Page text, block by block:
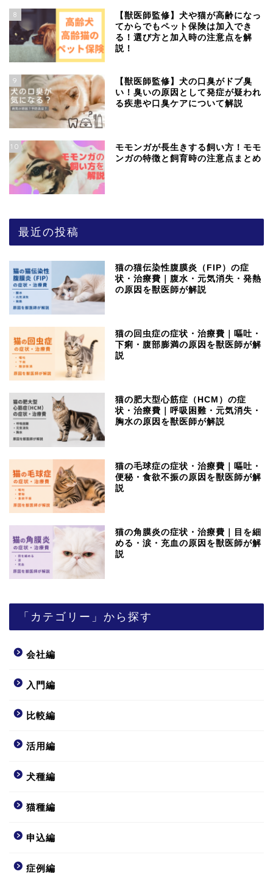
8
【獣医師監修】犬や猫が高齢になっ
てからでもペット保険は加入でき
る！選び方と加入時の注意点を解
説！
9
【獣医師監修】犬の口臭がドブ臭
い！臭いの原因として発症が疑われ
る疾患や口臭ケアについて解説
10
モモンガが長生きする飼い方！モモ
ンガの特徴と飼育時の注意点まとめ
最近の投稿
猫の猫伝染性腹膜炎（FIP）の症
状・治療費｜腹水・元気消失・発熱
の原因を獣医師が解説
猫の回虫症の症状・治療費｜嘔吐・
下痢・腹部膨満の原因を獣医師が解
説
猫の肥大型心筋症（HCM）の症
状・治療費｜呼吸困難・元気消失・
胸水の原因を獣医師が解説
猫の毛球症の症状・治療費｜嘔吐・
便秘・食欲不振の原因を獣医師が解
説
猫の角膜炎の症状・治療費｜目を細
める・涙・充血の原因を獣医師が解
説
「カテゴリー」から探す
会社編
入門編
比較編
活用編
犬種編
猫種編
申込編
症例編